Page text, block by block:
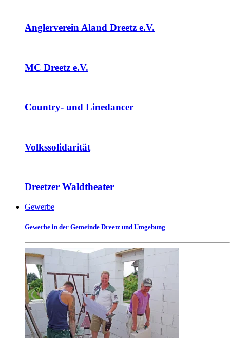
Anglerverein Aland Dreetz e.V.
MC Dreetz e.V.
Country- und Linedancer
Volkssolidarität
Dreetzer Waldtheater
Gewerbe
Gewerbe in der Gemeinde Dreetz und Umgebung